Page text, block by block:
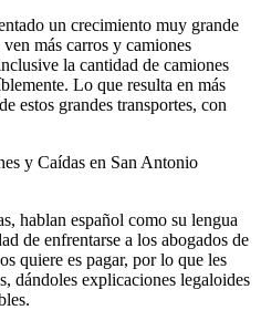
un crecimiento muy grande
más carros y camiones
la cantidad de camiones
Lo que resulta en más
estos grandes transportes, con
hablan español como su lengua
de enfrentarse a los abogados de
quiere es pagar, por lo que les
dándoles explicaciones legaloides